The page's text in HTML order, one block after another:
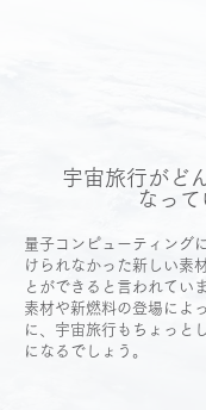
宇宙旅行がど
なって
量子コンピューティング
けられなかった新しい素
とができると言われてい
素材や新燃料の登場によ
に、宇宙旅行もちょっと
になるでしょう。